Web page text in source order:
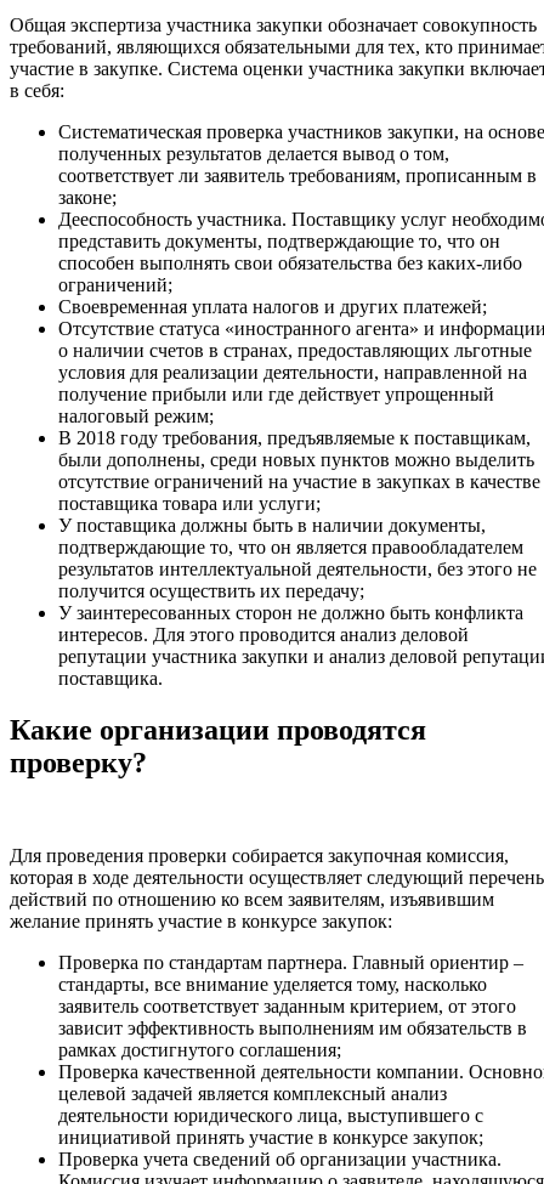
Общая экспертиза участника закупки обозначает совокупность
требований, являющихся обязательными для тех, кто
участие в закупке. Система оценки участника закупки
в себя:
Систематическая проверка участников закупки, на основе
полученных результатов делается вывод о том,
соответствует ли заявитель требованиям, прописанным в
законе;
Дееспособность участника. Поставщику услуг
представить документы, подтверждающие то, что он
способен выполнять свои обязательства без каких-либо
ограничений;
Своевременная уплата налогов и других платежей;
Отсутствие статуса «иностранного агента» и
о наличии счетов в странах, предоставляющих льготные
условия для реализации деятельности, направленной на
получение прибыли или где действует упрощенный
налоговый режим;
В 2018 году требования, предъявляемые к поставщикам,
были дополнены, среди новых пунктов можно выделить
отсутствие ограничений на участие в закупках в качестве
поставщика товара или услуги;
У поставщика должны быть в наличии документы,
подтверждающие то, что он является правообладателем
результатов интеллектуальной деятельности, без этого не
получится осуществить их передачу;
У заинтересованных сторон не должно быть конфликта
интересов. Для этого проводится анализ деловой
репутации участника закупки и анализ деловой
поставщика.
Какие организации проводятся
проверку?
Для проведения проверки собирается закупочная комиссия,
которая в ходе деятельности осуществляет следующий перечень
действий по отношению ко всем заявителям, изъявившим
желание принять участие в конкурсе закупок:
Проверка по стандартам партнера. Главный ориентир –
стандарты, все внимание уделяется тому, насколько
заявитель соответствует заданным критерием, от этого
зависит эффективность выполнениям им обязательств в
рамках достигнутого соглашения;
Проверка качественной деятельности компании.
целевой задачей является комплексный анализ
деятельности юридического лица, выступившего с
инициативой принять участие в конкурсе закупок;
Проверка учета сведений об организации участника.